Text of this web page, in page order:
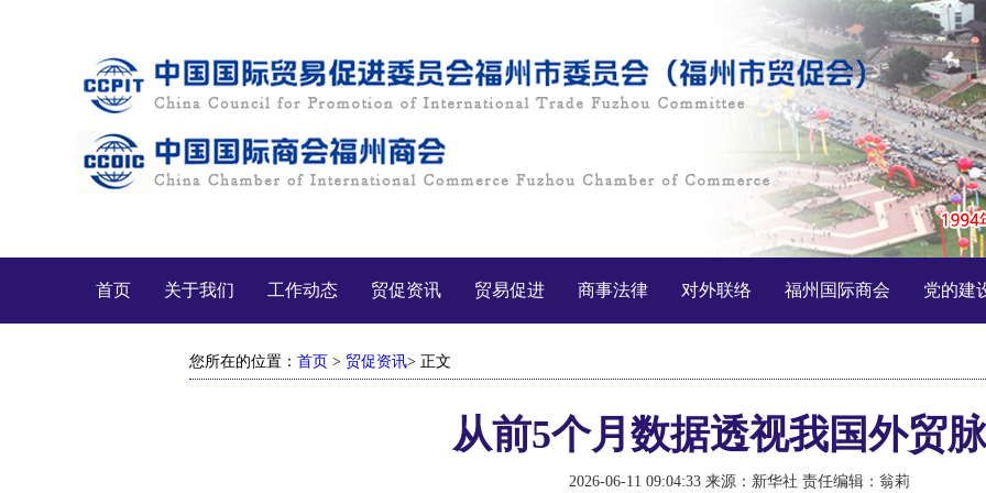
首页 关于我们 工作动态 贸促资讯 贸易促进 商事法律 对外联络 福州国际商会 党的建
您所在的位置： 首页 > 贸促资讯> 正文
从前5个月数据透视我国外贸
2026-06-11 09:04:33 来源：新华社 责任编辑：翁莉